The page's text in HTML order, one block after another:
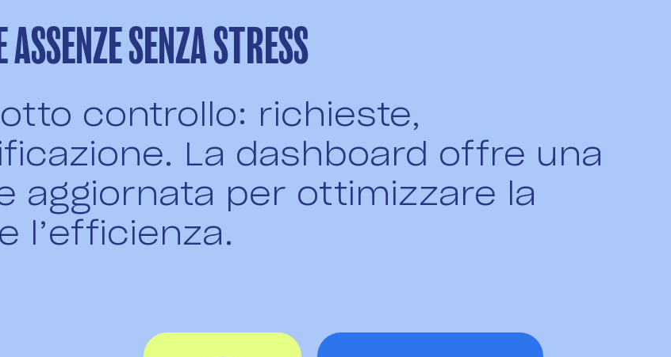
SENZA STRESS
controllo: richieste,
La dashboard offre una
aggiornata per ottimizzare la
l’efficienza.